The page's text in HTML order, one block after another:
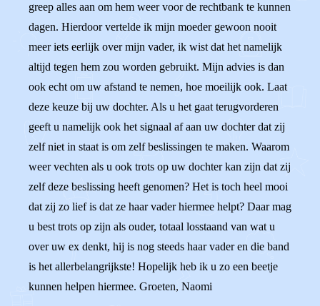
greep alles aan om hem weer voor de rechtbank te kunnen
dagen. Hierdoor vertelde ik mijn moeder gewoon nooit
meer iets eerlijk over mijn vader, ik wist dat het namelijk
altijd tegen hem zou worden gebruikt. Mijn advies is dan
ook echt om uw afstand te nemen, hoe moeilijk ook. Laat
deze keuze bij uw dochter. Als u het gaat terugvorderen
geeft u namelijk ook het signaal af aan uw dochter dat zij
zelf niet in staat is om zelf beslissingen te maken. Waarom
weer vechten als u ook trots op uw dochter kan zijn dat zij
zelf deze beslissing heeft genomen? Het is toch heel mooi
dat zij zo lief is dat ze haar vader hiermee helpt? Daar mag
u best trots op zijn als ouder, totaal losstaand van wat u
over uw ex denkt, hij is nog steeds haar vader en die band
is het allerbelangrijkste! Hopelijk heb ik u zo een beetje
kunnen helpen hiermee. Groeten, Naomi